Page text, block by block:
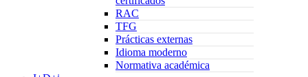
RAC
TFG
Prácticas externas
Idioma moderno
Normativa académica